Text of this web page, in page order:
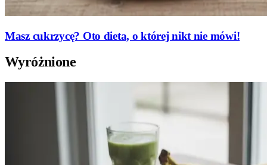
Masz cukrzycę? Oto dieta, o której nikt nie mówi!
Wyróżnione